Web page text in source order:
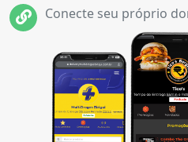
Conecte seu próprio